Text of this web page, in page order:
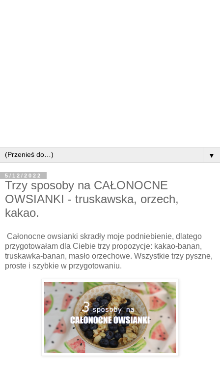
▼
5/12/2022
Trzy sposoby na CAŁONOCNE
OWSIANKI - truskawska, orzech,
kakao.
Całonocne owsianki skradły moje podniebienie, dlatego
przygotowałam dla Ciebie trzy propozycje: kakao-banan,
truskawka-banan, masło orzechowe. Wszystkie trzy pyszne,
proste i szybkie w przygotowaniu.